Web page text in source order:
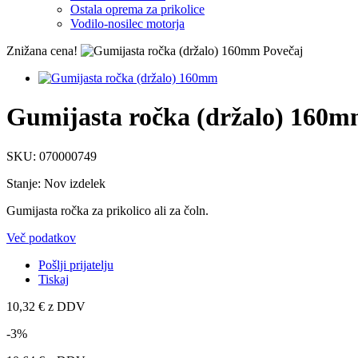
Ostala oprema za prikolice
Vodilo-nosilec motorja
Znižana cena!
Povečaj
Gumijasta ročka (držalo)
SKU: 070000749
Stanje: Nov izdelek
Gumijasta ročka za prikolico ali za čoln.
Več podatkov
Pošlji prijatelju
Tiskaj
10,32 € z DDV
-3%